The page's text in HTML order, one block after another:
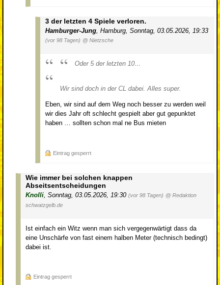
3 der letzten 4 Spiele verloren.
Hamburger-Jung, Hamburg, Sonntag, 03.05.2026, 19:33
(vor 98 Tagen) @ Nietzsche
Oder 5 der letzten 10…
Wir sind doch in der CL dabei. Alles super.
Eben, wir sind auf dem Weg noch besser zu werden weil
wir dies Jahr oft schlecht gespielt aber gut gepunktet
haben … sollten schon mal ne Bus mieten
Eintrag gesperrt
Wie immer bei solchen knappen
Abseitsentscheidungen
Knolli Sonntag, 03.05.2026, 19:30 (vor 98 Tagen) @ Redaktion
schwatzgelb.de
Ist einfach ein Witz wenn man sich vergegenwärtigt dass da
eine Unschärfe von fast einem halben Meter (technisch bedingt)
dabei ist.
Eintrag gesperrt